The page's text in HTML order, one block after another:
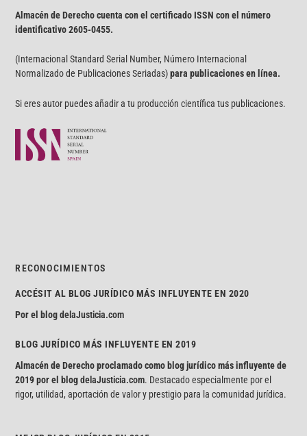
Almacén de Derecho cuenta con el certificado ISSN con el número
identificativo2605-0455.
(Internacional Standard Serial Number, Número Internacional
Normalizado de Publicaciones Seriadas)para publicaciones en línea.
Si eres autor puedes añadir a tu producción científica tus publicaciones.
RECONOCIMIENTOS
ACCÉSIT AL BLOG JURÍDICO MÁS INFLUYENTE EN 2020
Por el blogdelaJusticia.com
BLOG JURÍDICO MÁS INFLUYENTE EN 2019
Almacén de Derecho proclamado como blog jurídico más influyente de
2019 por el blogdelaJusticia.com. Destacado especialmente por el
rigor, utilidad, aportación de valor y prestigio para la comunidad jurídica.